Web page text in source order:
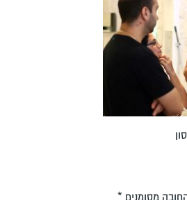
מסומנים *